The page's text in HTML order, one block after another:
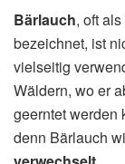
Bärlauch, oft als
bezeichnet, ist
vielseitig
Wäldern, wo er
geerntet werden
denn Bärlauch